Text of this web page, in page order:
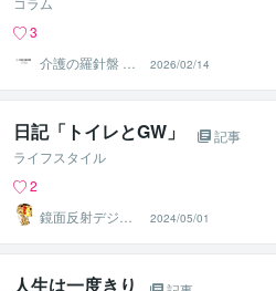
3
介護の羅針盤 by
介護しよnet
2026/02/14
日記「トイレとGW」
記事
ライフスタイル
2
鏡面反射デジタ
ルアート製作所
（鈴木穣）
2024/05/01
人生は一度きり